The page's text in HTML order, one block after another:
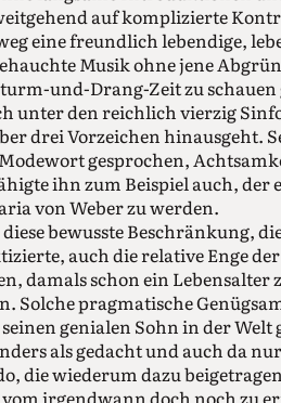
auf komplizierte
eine freundlich lebendige,
Musik ohne jene
und-Drang-Zeit zu
unter den reichlich vierzig
drei Vorzeichen hinausgeht.
gesprochen,
ihn zum Beispiel auch,
von Weber zu werden.
bewusste Beschränkung,
auch die relative Enge
damals schon ein Lebensalter
Solche pragmatische
genialen Sohn in der
als gedacht und auch da
die wiederum dazu
irgendwann doch noch zu